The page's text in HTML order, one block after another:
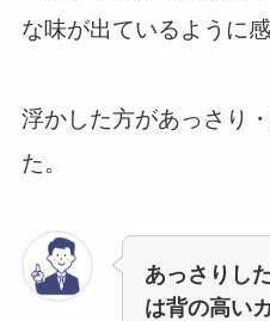
な味が出ているように感
浮かした方があっさり
た。
あっさりし
は背の高い